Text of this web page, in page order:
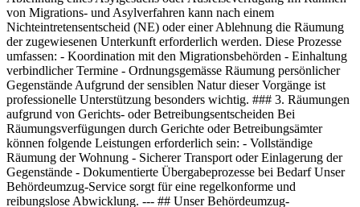
von Migrations- und Asylverfahren kann nach einem
Nichteintretensentscheid (NE) oder einer Ablehnung die Räumung
der zugewiesenen Unterkunft erforderlich werden. Diese Prozesse
umfassen: - Koordination mit den Migrationsbehörden - Einhaltung
verbindlicher Termine - Ordnungsgemässe Räumung persönlicher
Gegenstände Aufgrund der sensiblen Natur dieser Vorgänge ist
professionelle Unterstützung besonders wichtig. ### 3. Räumungen
aufgrund von Gerichts- oder Betreibungsentscheiden Bei
Räumungsverfügungen durch Gerichte oder Betreibungsämter
können folgende Leistungen erforderlich sein: - Vollständige
Räumung der Wohnung - Sicherer Transport oder Einlagerung der
Gegenstände - Dokumentierte Übergabeprozesse bei Bedarf Unser
Behördeumzug-Service sorgt für eine regelkonforme und
reibungslose Abwicklung. --- ## Unser Behördeumzug-